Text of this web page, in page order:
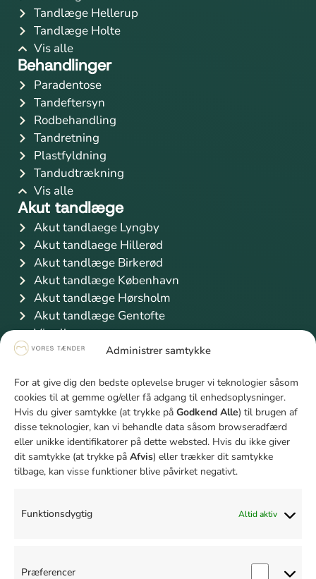
Administrer samtykke
For at give dig den bedste oplevelse bruger vi teknologier såsom
cookies til at gemme og/eller få adgang til enhedsoplysninger.
Hvis du giver samtykke (at trykke på Godkend Alle) til brugen af
disse teknologier, kan vi behandle data såsom browseradfærd
eller unikke identifikatorer på dette websted. Hvis du ikke giver
dit samtykke (at trykke på Afvis) eller trækker dit samtykke
tilbage, kan visse funktioner blive påvirket negativt.
Funktionsdygtig Altid aktiv
Præferencer
Tandlæge Hellerup
Tandlæge Holte
Vis alle
Behandlinger
Paradentose
Tandeftersyn
Rodbehandling
Tandretning
Plastfyldning
Tandudtrækning
Vis alle
Akut tandlæge
Akut tandlaege Lyngby
Akut tandlaege Hillerød
Akut tandlæge Birkerød
Akut tandlæge København
Akut tandlæge Hørsholm
Akut tandlæge Gentofte
Vis alle
Information
Finansiering
Sygeforsikring Danmark
Studierabat
Unge mellem 18 og 21 år
Firmaaftale
Bliv klogere på tænder
Tandbyld behandling
Hvad er en krone på en tand